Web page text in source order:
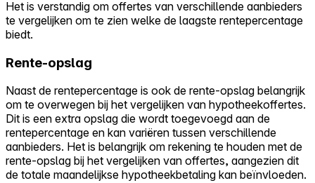
Het is verstandig om offertes van verschillende aanbieders
te vergelijken om te zien welke de laagste rentepercentage
biedt.
Rente-opslag
Naast de rentepercentage is ook de rente-opslag belangrijk
om te overwegen bij het vergelijken van hypotheekoffertes.
Dit is een extra opslag die wordt toegevoegd aan de
rentepercentage en kan variëren tussen verschillende
aanbieders. Het is belangrijk om rekening te houden met de
rente-opslag bij het vergelijken van offertes, aangezien dit
de totale maandelijkse hypotheekbetaling kan beïnvloeden.